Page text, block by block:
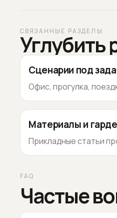
СВЯЗАННЫЕ РАЗДЕЛЫ
Сценарии под
Офис, прогулка,
Материалы и
Прикладные статьи
FAQ
Частые